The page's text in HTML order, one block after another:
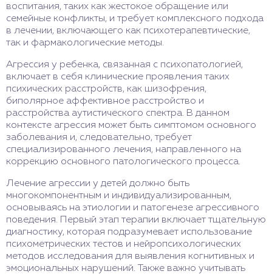
воспитания, таких как жестокое обращение или
семейные конфликты, и требует комплексного подхода
в лечении, включающего как психотерапевтические,
так и фармакологические методы.
Агрессия у ребенка, связанная с психопатологией,
включает в себя клинические проявления таких
психических расстройств, как шизофрения,
биполярное аффективное расстройство и
расстройства аутистического спектра. В данном
контексте агрессия может быть симптомом основного
заболевания и, следовательно, требует
специализированного лечения, направленного на
коррекцию основного патологического процесса.
Лечение агрессии у детей должно быть
многокомпонентным и индивидуализированным,
основываясь на этиологии и патогенезе агрессивного
поведения. Первый этап терапии включает тщательную
диагностику, которая подразумевает использование
психометрических тестов и нейропсихологических
методов исследования для выявления когнитивных и
эмоциональных нарушений. Также важно учитывать